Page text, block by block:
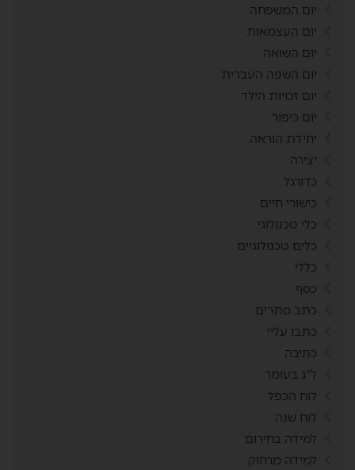
יום המשפחה
יום העצמאות
יום השואה
יום השפה העברית
יום זכויות הילד
יום כיפור
יחידת הוראה
יצירה
כדורגל
כישורי חיים
כלי טכנולוגי
כלים טכנולוגיים
כללי
כסף
כתב סתרים
כתבו עליי
כתיבה
ל"ג בעומר
לוח הכפל
לוח שנה
למידה בחירום
למידה מרחוק